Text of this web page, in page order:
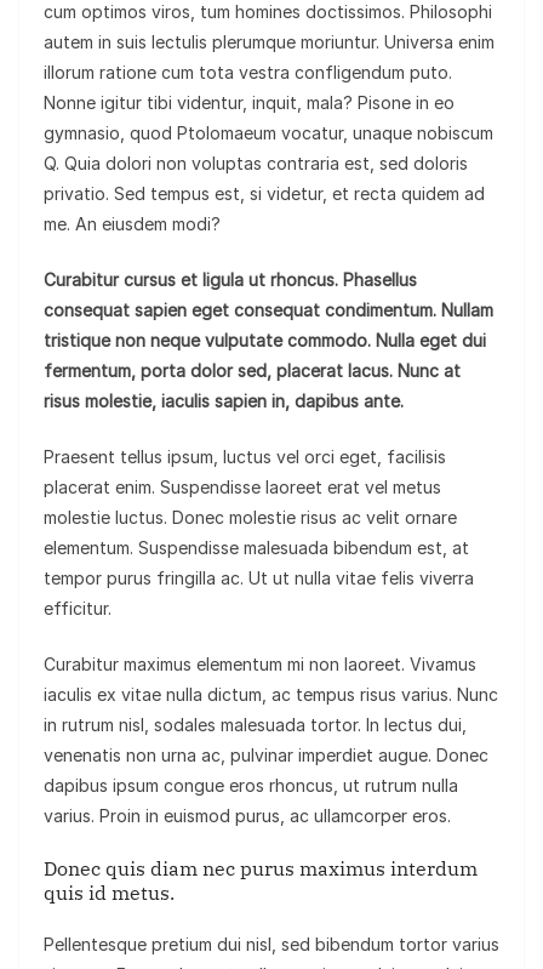
cum optimos viros, tum homines doctissimos. Philosophi
autem in suis lectulis plerumque moriuntur. Universa enim
illorum ratione cum tota vestra confligendum puto.
Nonne igitur tibi videntur, inquit, mala? Pisone in eo
gymnasio, quod Ptolomaeum vocatur, unaque nobiscum
Q. Quia dolori non voluptas contraria est, sed doloris
privatio. Sed tempus est, si videtur, et recta quidem ad
me. An eiusdem modi?
Curabitur cursus et ligula ut rhoncus. Phasellus
consequat sapien eget consequat condimentum. Nullam
tristique non neque vulputate commodo. Nulla eget dui
fermentum, porta dolor sed, placerat lacus. Nunc at
risus molestie, iaculis sapien in, dapibus ante.
Praesent tellus ipsum, luctus vel orci eget, facilisis
placerat enim. Suspendisse laoreet erat vel metus
molestie luctus. Donec molestie risus ac velit ornare
elementum. Suspendisse malesuada bibendum est, at
tempor purus fringilla ac. Ut ut nulla vitae felis viverra
efficitur.
Curabitur maximus elementum mi non laoreet. Vivamus
iaculis ex vitae nulla dictum, ac tempus risus varius. Nunc
in rutrum nisl, sodales malesuada tortor. In lectus dui,
venenatis non urna ac, pulvinar imperdiet augue. Donec
dapibus ipsum congue eros rhoncus, ut rutrum nulla
varius. Proin in euismod purus, ac ullamcorper eros.
Donec quis diam nec purus maximus interdum
quis id metus.
Pellentesque pretium dui nisl, sed bibendum tortor varius